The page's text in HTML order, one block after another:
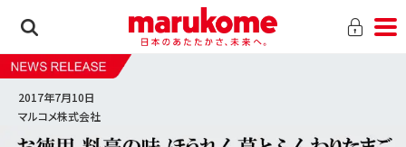
2017年7月10日
マルコメ株式会社